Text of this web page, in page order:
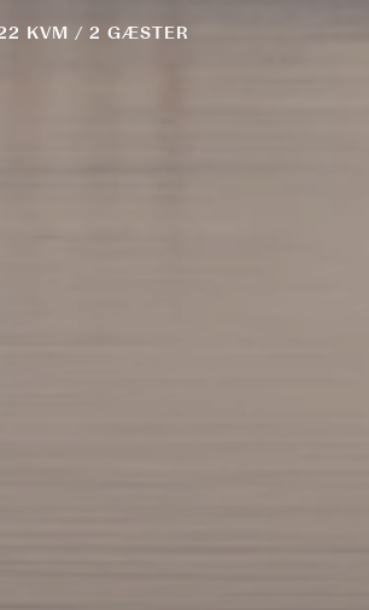
KVM / 2 GÆSTER